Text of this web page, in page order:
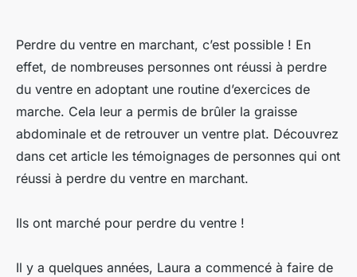
Perdre du ventre en marchant, c’est possible ! En
effet, de nombreuses personnes ont réussi à perdre
du ventre en adoptant une routine d’exercices de
marche. Cela leur a permis de brûler la graisse
abdominale et de retrouver un ventre plat. Découvrez
dans cet article les témoignages de personnes qui ont
réussi à perdre du ventre en marchant.
Ils ont marché pour perdre du ventre !
Il y a quelques années, Laura a commencé à faire de